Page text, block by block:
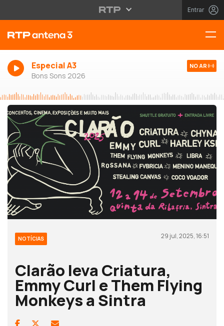
Entrar
Especial A3
Bons Sons 2026
NO AR
NOTÍCIAS 29 jul, 2025, 16:51
Clarão leva Criatura,
Emmy Curl e Them Flying
Monkeys a Sintra